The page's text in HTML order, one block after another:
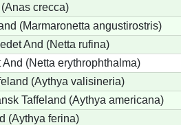
crecca)
(Marmaronetta angustirostris)
And (Netta rufina)
And (Netta erythrophthalma)
(Aythya valisineria)
Taffeland (Aythya americana)
(Aythya ferina)